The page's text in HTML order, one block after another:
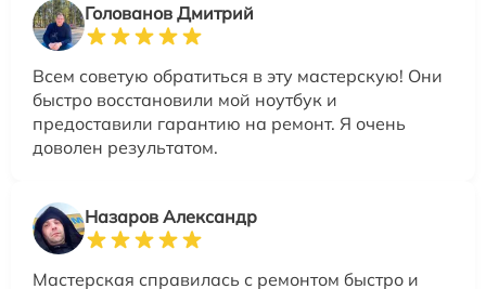
Голованов Дмитрий
Всем советую обратиться в эту мастерскую! Они
быстро восстановили мой ноутбук и
предоставили гарантию на ремонт. Я очень
доволен результатом.
Назаров Александр
Мастерская справилась с ремонтом быстро и